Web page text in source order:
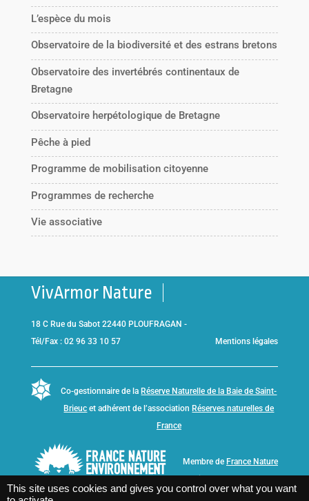
L’espèce du mois
Observatoire de la biodiversité et des estrans bretons
Observatoire des invertébrés continentaux de
Bretagne
Observatoire herpétologique de Bretagne
Pêche à pied
Programme de mobilisation citoyenne
Programmes de recherche
Vie associative
VivArmor Nature
18 C Rue du Sabot 22440 PLOUFRAGAN -
Tél/Fax : 02 96 33 10 57
Mentions légales
Co-gestionnaire de la Réserve Naturelle de la Baie de Saint-
Brieuc et adhérent de l’association Réserves naturelles de
France
Membre de France Nature
This site uses cookies and gives you control over what you want